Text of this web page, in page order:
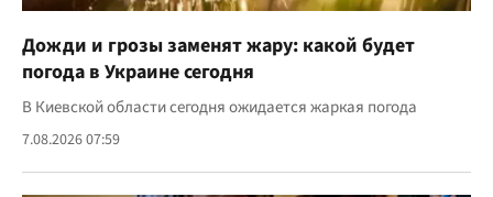
Дожди и грозы заменят жару: какой будет
погода в Украине сегодня
В Киевской области сегодня ожидается жаркая погода
7.08.2026 07:59